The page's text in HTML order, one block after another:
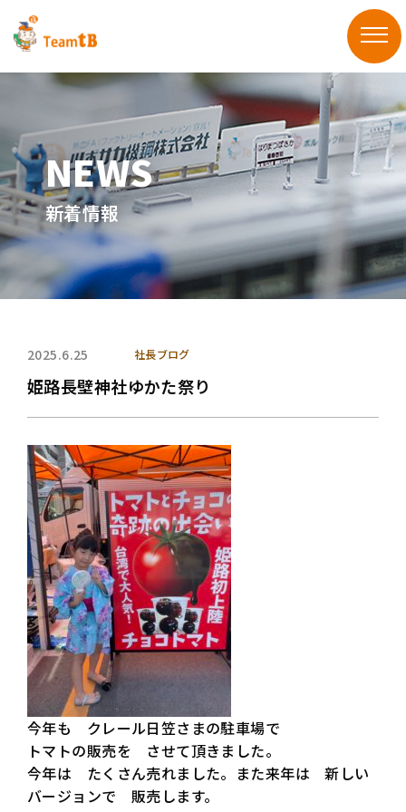
新着情報
2025.6.25 社長ブログ
姫路長壁神社ゆかた祭り
今年も クレール日笠さまの駐車場で
トマトの販売を させて頂きました。
今年は たくさん売れました。また来年は 新しい
バージョンで 販売します。